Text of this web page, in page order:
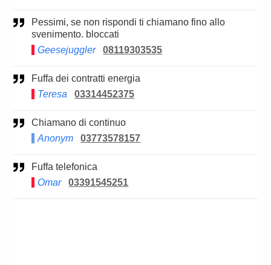
Pessimi, se non rispondi ti chiamano fino allo
svenimento. bloccati
Geesejuggler
08119303535
Fuffa dei contratti energia
Teresa
03314452375
Chiamano di continuo
Anonym
03773578157
Fuffa telefonica
Omar
03391545251